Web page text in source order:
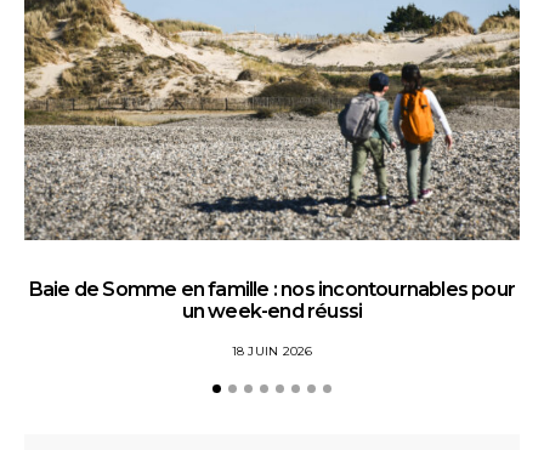
Baie de Somme en famille : nos incontournables pour
un week-end réussi
18 JUIN 2026